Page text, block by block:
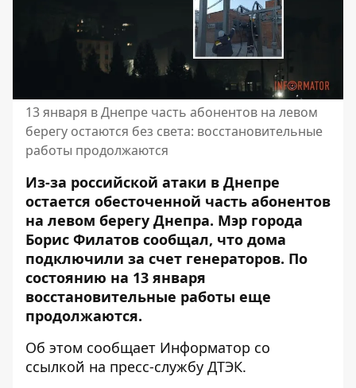
13 января в Днепре часть абонентов на левом
берегу остаются без света: восстановительные
работы продолжаются
Из-за российской атаки в Днепре
остается обесточенной часть абонентов
на левом берегу Днепра. Мэр города
Борис Филатов сообщал, что дома
подключили за счет генераторов. По
состоянию на 13 января
восстановительные работы еще
продолжаются.
Об этом сообщает Информатор со
ссылкой на пресс-службу ДТЭК.